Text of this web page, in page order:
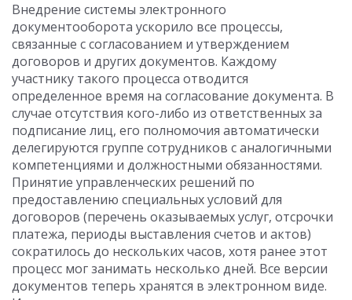
Внедрение системы электронного
документооборота ускорило все процессы,
связанные с согласованием и утверждением
договоров и других документов. Каждому
участнику такого процесса отводится
определенное время на согласование документа. В
случае отсутствия кого-либо из ответственных за
подписание лиц, его полномочия автоматически
делегируются группе сотрудников с аналогичными
компетенциями и должностными обязанностями.
Принятие управленческих решений по
предоставлению специальных условий для
договоров (перечень оказываемых услуг, отсрочки
платежа, периоды выставления счетов и актов)
сократилось до нескольких часов, хотя ранее этот
процесс мог занимать несколько дней. Все версии
документов теперь хранятся в электронном виде.